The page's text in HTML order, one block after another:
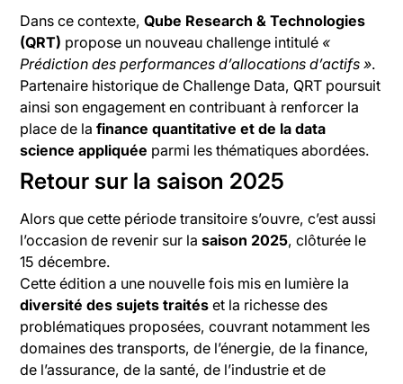
Dans ce contexte,Qube Research & Technologies
(QRT) propose un nouveau challenge intitulé «
Prédiction des performances d’allocations d’actifs ».
Partenaire historique de Challenge Data, QRT poursuit
ainsi son engagement en contribuant à renforcer la
place de lafinance quantitative et de la data
science appliquée parmi les thématiques abordées.
Retour sur la saison 2025
Alors que cette période transitoire s’ouvre, c’est aussi
l’occasion de revenir sur lasaison 2025, clôturée le
15 décembre.
Cette édition a une nouvelle fois mis en lumière la
diversité des sujets traités et la richesse des
problématiques proposées, couvrant notamment les
domaines des transports, de l’énergie, de la finance,
de l’assurance, de la santé, de l’industrie et de